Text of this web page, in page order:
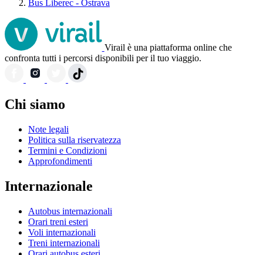
Bus Liberec - Ostrava
Virail è una piattaforma online che
confronta tutti i percorsi disponibili per il tuo viaggio.
Chi siamo
Note legali
Politica sulla riservatezza
Termini e Condizioni
Approfondimenti
Internazionale
Autobus internazionali
Orari treni esteri
Voli internazionali
Treni internazionali